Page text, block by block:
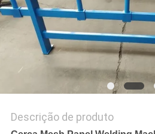
PRIVACY
POLICY
Descrição de produto